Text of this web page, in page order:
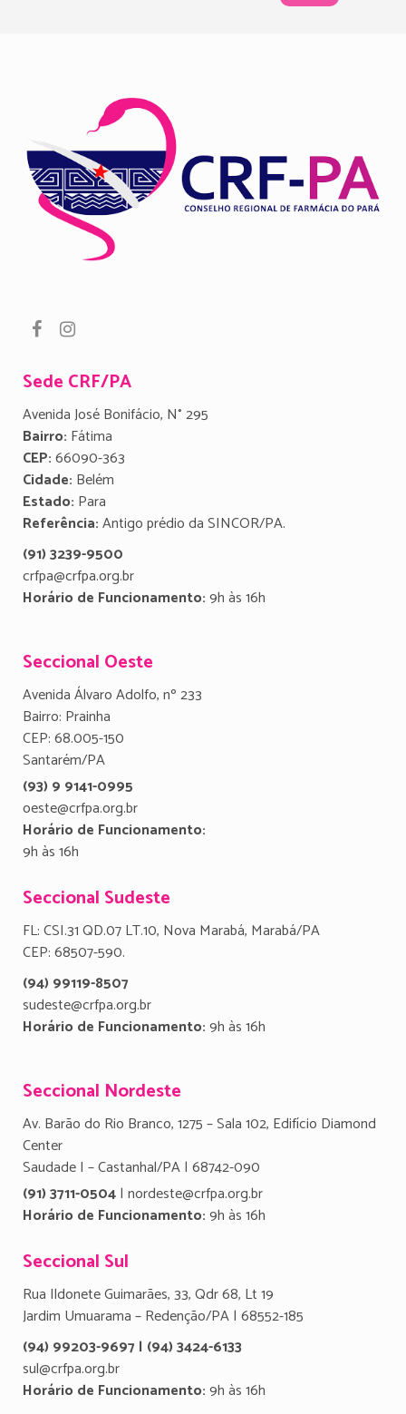
Sede CRF/PA
Avenida José Bonifácio, N° 295
Bairro: Fátima
CEP:66090-363
Cidade: Belém
Estado: Para
Referência:Antigo prédio da SINCOR/PA.
(91) 3239-9500
crfpa@crfpa.org.br
Horário de Funcionamento:9h às 16h
Seccional Oeste
Avenida Álvaro Adolfo, nº 233
Bairro: Prainha
CEP: 68.005-150
Santarém/PA
(93) 9 9141-0995
oeste@crfpa.org.br
Horário de Funcionamento:
9h às 16h
Seccional Sudeste
FL: CSI.31 QD.07 LT.10, Nova Marabá, Marabá/PA
CEP: 68507-590.
(94) 99119-8507
sudeste@crfpa.org.br
Horário de Funcionamento:9h às 16h
Seccional Nordeste
Av. Barão do Rio Branco, 1275 – Sala 102, Edifício Diamond
Center
Saudade I – Castanhal/PA | 68742-090
(91) 3711-0504| nordeste@crfpa.org.br
Horário de Funcionamento:9h às 16h
Seccional Sul
Rua Ildonete Guimarães, 33, Qdr 68, Lt 19
Jardim Umuarama – Redenção/PA | 68552-185
(94) 99203-9697 | (94) 3424-6133
sul@crfpa.org.br
Horário de Funcionamento:9h às 16h